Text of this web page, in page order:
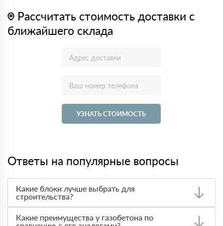
Рассчитать стоимость доставки с
ближайшего склада
УЗНАТЬ СТОИМОСТЬ
Ответы на популярные вопросы
Какие блоки лучше выбрать для
строительства?
теплоизоляции, прочности и стоимости. Чаще всего при
Какие преимущества у газобетона по